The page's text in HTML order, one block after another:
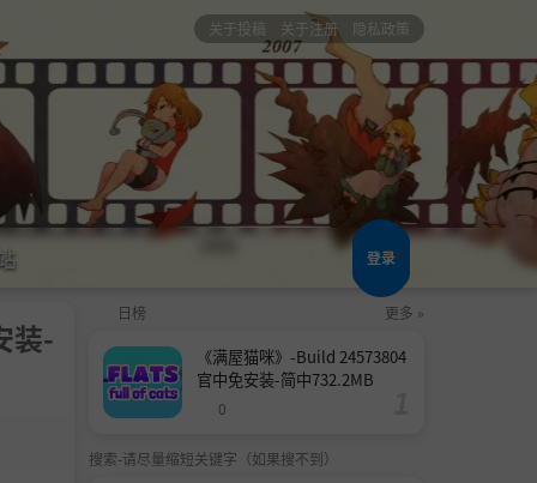
关于投稿 关于注册 隐私政策
登录
装-
日榜 更多 »
《满屋猫咪》-Build 24573804
官中免安装-简中732.2MB
0
搜索-请尽量缩短关键字（如果搜不到）